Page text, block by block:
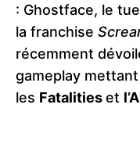
: Ghostface, le
la franchise
récemment
gameplay
les Fatalitieset